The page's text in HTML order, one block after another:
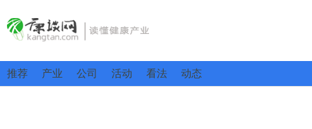
推荐 产业 公司 活动 看法 动态